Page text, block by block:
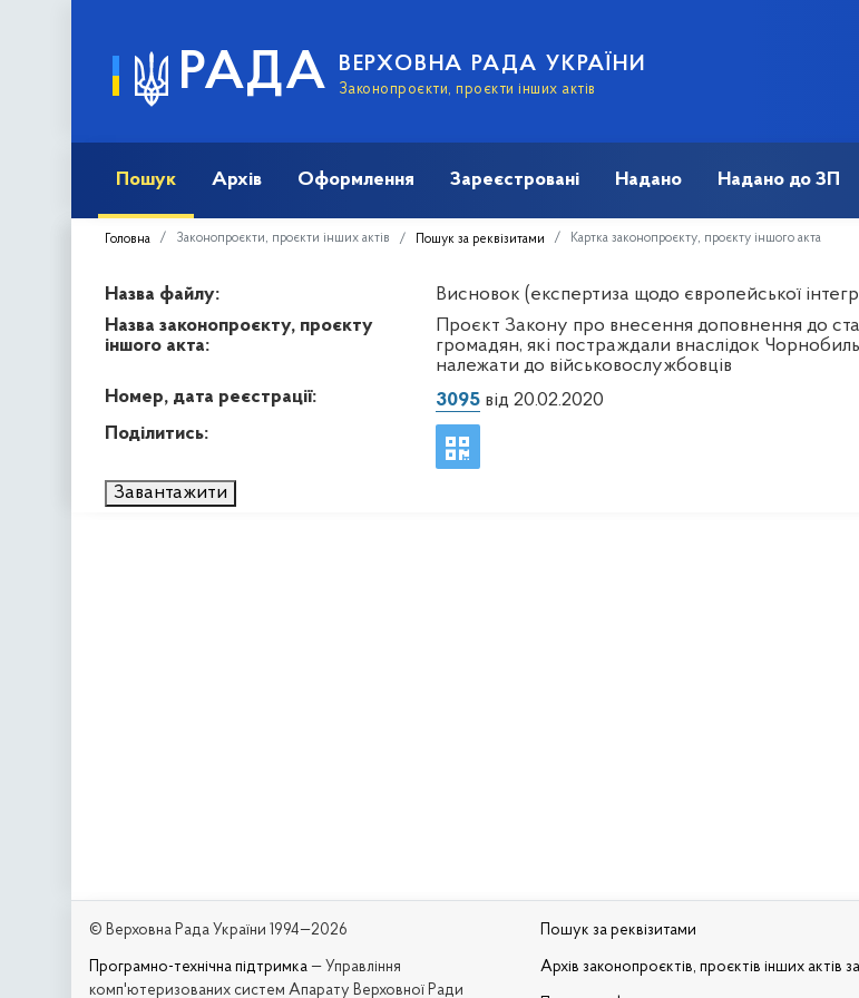
РАДА ВЕРХОВНА РАДА УКРАЇНИ
Законопроєкти, проєкти інших актів
Пошук Архів Оформлення Зареєстровані Надано Надано до ЗП
Головна Законопроєкти, проєкти інших актів Пошук за реквізитами Картка законопроєкту, проєкту іншого акта
Назва файлу:
Висновок (експертиза щодо європейської
Назва законопроєкту, проєкту
іншого акта:
Проєкт Закону про внесення доповнення до
громадян, які постраждали внаслідок
належати до військовослужбовців
Номер, дата реєстрації:
3095від 20.02.2020
Поділитись:
Завантажити
© Верховна Рада України 1994—2026
Програмно-технічна підтримка — Управління
комп'ютеризованих систем Апарату Верховної Ради
Пошук за реквізитами
Архів законопроєктів, проєктів інших актів